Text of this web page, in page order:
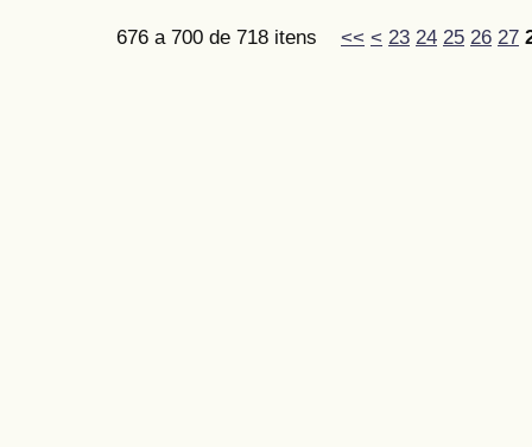
676 a 700 de 718 itens << < 23 24 25 26 27